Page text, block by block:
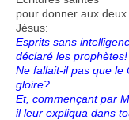
pour donner aux
Jésus:
Esprits sans
déclaré les prophètes!
Ne fallait-il pas que le
gloire?
Et, commençant par
il leur expliqua dans